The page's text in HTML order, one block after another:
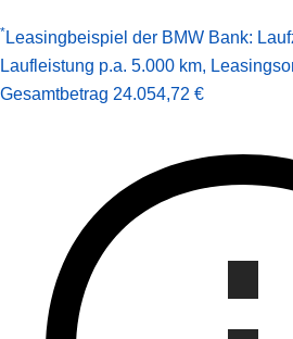
* Leasingbeispiel der BMW Bank:
Laufleistung p.a. 5.000 km,
Gesamt­betrag 24.054,72 €